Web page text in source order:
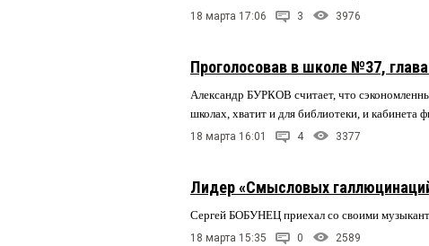
18 марта 17:06 3 3976
Проголосовав в школе №37,
Александр БУРКОВ считает, что
школах, хватит и для библиотеки, и кабинета
18 марта 16:01 4 3377
Лидер «Смысловых
Сергей БОБУНЕЦ приехал со своими
18 марта 15:35 0 2589